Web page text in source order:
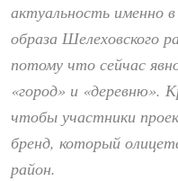
актуальность именно
образа Шелеховского
потому что сейчас
«город» и «деревню».
чтобы участники
бренд, который
район.